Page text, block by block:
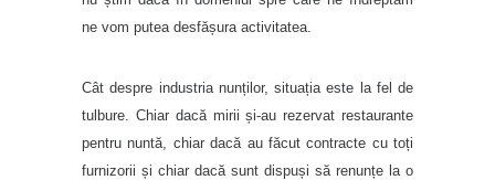
ne vom putea desfășura activitatea.
Cât despre industria nunților, situația este la fel de
tulbure. Chiar dacă mirii și-au rezervat restaurante
pentru nuntă, chiar dacă au făcut contracte cu toți
furnizorii și chiar dacă sunt dispuși să renunțe la o